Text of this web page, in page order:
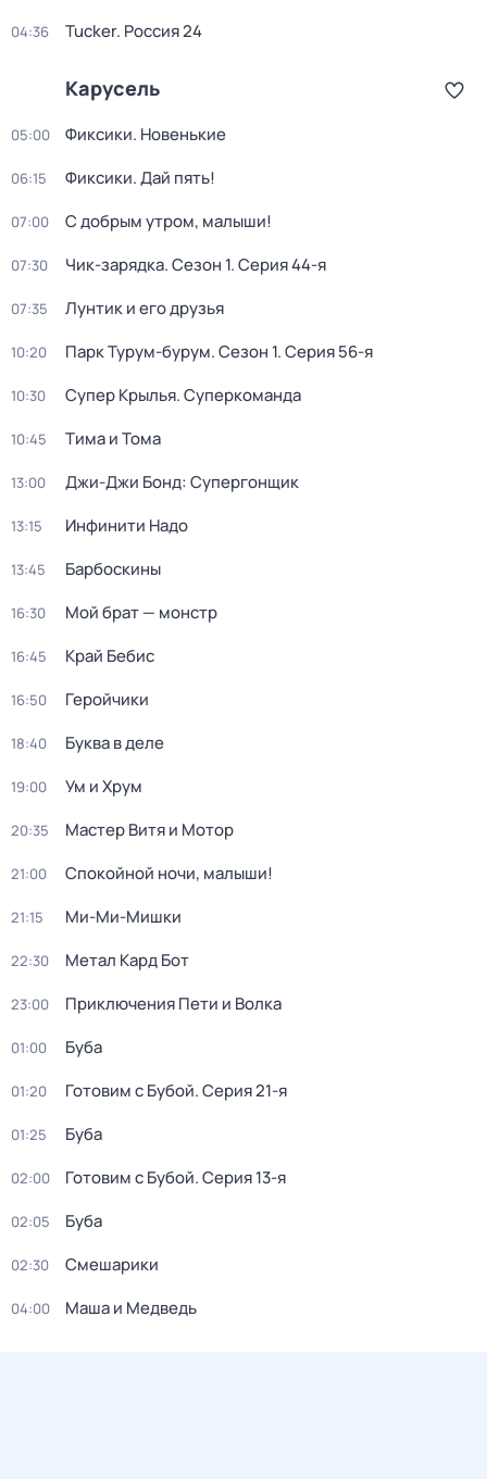
04:36 Tucker. Россия 24
Карусель
05:00 Фиксики. Новенькие
06:15 Фиксики. Дай пять!
07:00 С добрым утром, малыши!
07:30 Чик-зарядка. Сезон 1. Серия 44-я
07:35 Лунтик и его друзья
10:20 Парк Турум-бурум. Сезон 1. Серия 56-я
10:30 Супер Крылья. Суперкоманда
10:45 Тима и Тома
13:00 Джи-Джи Бонд: Супергонщик
13:15 Инфинити Надо
13:45 Барбоскины
16:30 Мой брат — монстр
16:45 Край Бебис
16:50 Геройчики
18:40 Буква в деле
19:00 Ум и Хрум
20:35 Мастер Витя и Мотор
21:00 Спокойной ночи, малыши!
21:15 Ми-Ми-Мишки
22:30 Метал Кард Бот
23:00 Приключения Пети и Волка
01:00 Буба
01:20 Готовим с Бубой. Серия 21-я
01:25 Буба
02:00 Готовим с Бубой. Серия 13-я
02:05 Буба
02:30 Смешарики
04:00 Маша и Медведь